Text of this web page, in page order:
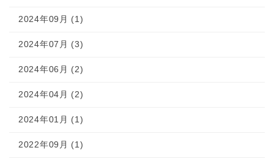
2024年09月 (1)
2024年07月 (3)
2024年06月 (2)
2024年04月 (2)
2024年01月 (1)
2022年09月 (1)